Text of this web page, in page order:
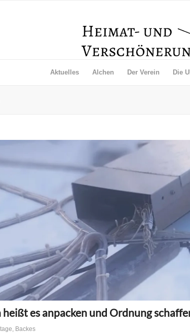
Aktuelles Alchen Der Verein Die
es anpacken und Ordnung
Backes